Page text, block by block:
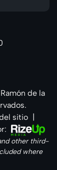
de la
sitio
other third-
where